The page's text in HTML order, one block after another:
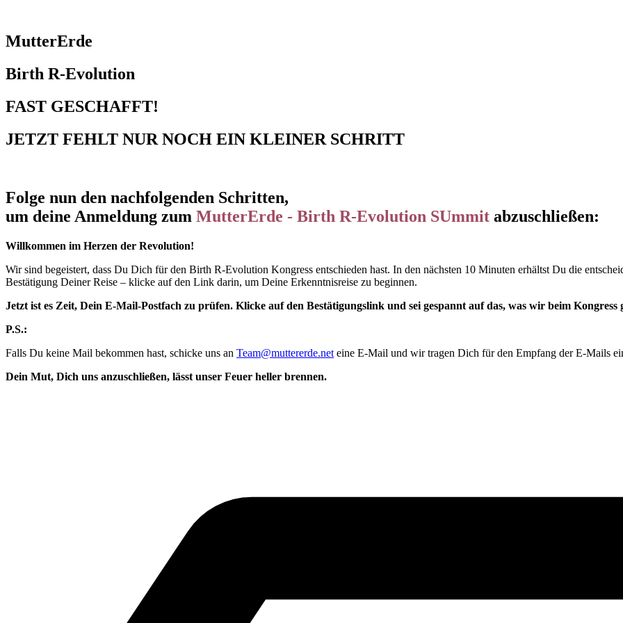
MutterErde
Birth R-Evolution
FAST GESCHAFFT!
JETZT FEHLT NUR NOCH EIN KLEINER SCHRITT
Folge nun den nachfolgenden Schritten,
um deine Anmeldung zum MutterErde - Birth R-Evolution SUmmit abzuschließen:
Willkommen im Herzen der Revolution!
Wir sind begeistert, dass Du Dich für den Birth R-Evolution Kongress entschieden hast. In den nächsten 10 Minuten erhältst Du die
Bestätigung Deiner Reise – klicke auf den Link darin, um Deine Erkenntnisreise zu beginnen.
Jetzt ist es Zeit, Dein E-Mail-Postfach zu prüfen. Klicke auf den Bestätigungslink und sei gespannt auf das, was wir beim Kongress
P.S.:
Falls Du keine Mail bekommen hast, schicke uns an Team@muttererde.net eine E-Mail und wir tragen Dich für den Empfang der E-Mails
Dein Mut, Dich uns anzuschließen, lässt unser Feuer heller brennen.